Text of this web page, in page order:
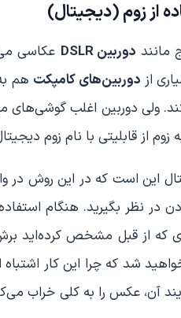
از زوم (دیجیتال)
مانند دوربین DSLR عکاسی
از دوربین‌های کامپکت هم
ولی دوربین اغلب گوشی‌های
از قابلیتی با نام زوم
این است که در این روش در
در نظر بگیرید. هنگام
که از قبل مشخص کرده‌اید
شد که چرا این کار
آن، عکس را به کلی خراب